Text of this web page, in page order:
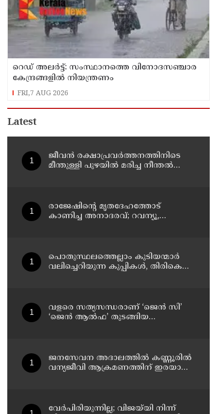
റെഡ് അലർട്ട്: സംസ്ഥാനത്തെ വിനോദസഞ്ചാര
കേന്ദ്രങ്ങളിൽ നിയന്ത്രണം
FRI,7 AUG 2026
Latest
ജീവൻ രക്ഷാപ്രവർത്തനത്തിനിടെ
മീന്തുള്ളി പുഴയിൽ മരിച്ച നീന്തൽ
കളക്ടർ
രാജേഷിന്റെ മൃതദേഹത്തോട്
കാണിച്ച അനാദരവ്; റവന്യൂ,
പ്രതിഷേധത്തിലേക്ക്
പൊതുസ്ഥലത്തെല്ലാം കുടിയന്മാര്‍
വലിച്ചെറിയുന്ന കുപ്പികള്‍, തിരികെ
സര്‍ക്കാരിന്റേത് തലതിരിഞ്ഞ
തീരുമാനമോ?
വളരെ സത്യസന്ധരാണ് ‘ജെൻ സി’
‘ജെൻ ആൽഫ’ തുടങ്ങിയ
ജനസേവന അദാലത്തിൽ കണ്ണൂരിൽ
വന്യജീവി ആക്രമണത്തിന് ഇരയായ
വേർപിരിയുന്നില്ല; വിജയ്‍യി നിന്ന്